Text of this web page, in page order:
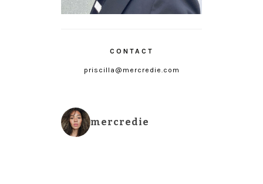
CONTACT
priscilla@mercredie.com
mercredie